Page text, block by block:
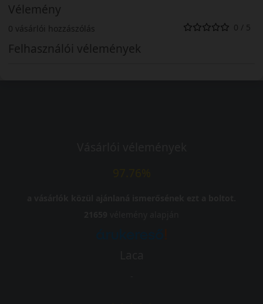
Vélemény
0 vásárlói hozzászólás 0 / 5
Felhasználói vélemények